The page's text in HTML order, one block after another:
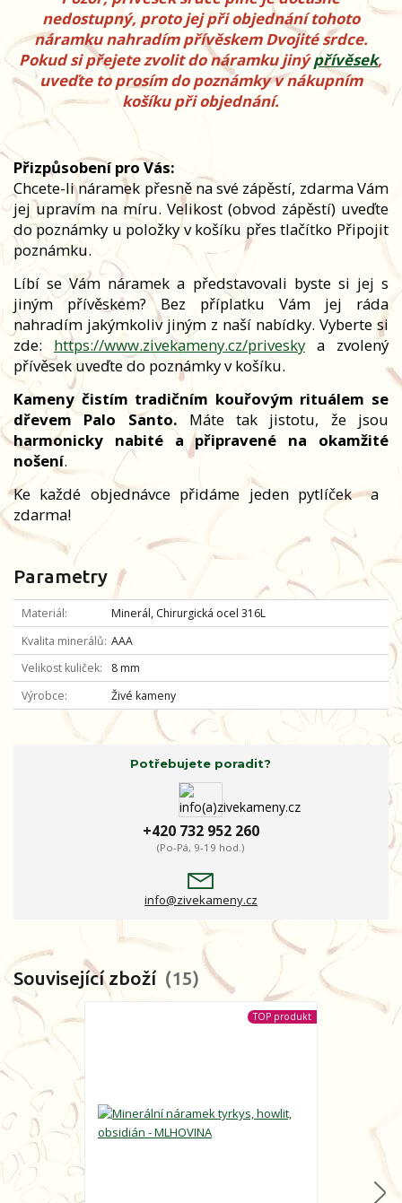
nedostupný, proto jej při objednání tohoto
náramku nahradím přívěskem Dvojité srdce.
Pokud si přejete zvolit do náramku jinýpřívěsek,
uveďte to prosím do poznámky v nákupním
košíku při objednání.
Přizpůsobení pro Vás:
Chcete-li náramek přesně na své zápěstí, zdarma Vám
jej upravím na míru. Velikost (obvod zápěstí) uveďte
do poznámky u položky v košíku přes tlačítko Připojit
poznámku.
Líbí se Vám náramek a představovali byste si jej s
jiným přívěskem? Bez příplatku Vám jej ráda
nahradím jakýmkoliv jiným z naší nabídky. Vyberte si
zde: https://www.zivekameny.cz/priveskya zvolený
přívěsek uveďte do poznámky v košíku.
Kameny čistím tradičním kouřovým rituálem se
dřevem Palo Santo. Máte tak jistotu, že jsou
harmonicky nabité a připravené na okamžité
nošení.
Ke každé objednávce přidáme jeden pytlíčeka
zdarma!
Parametry
Materiál
Minerál, Chirurgická ocel 316L
Kvalita minerálů AAA
Velikost kuliček
8 mm
Výrobce
Živé kameny
Potřebujete poradit?
+420 732 952 260
(Po-Pá, 9-19 hod.)
info@zivekameny.cz
Související zboží 15
TOP produkt